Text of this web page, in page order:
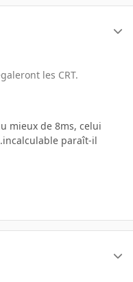
les CRT.
mieux de 8ms, celui
paraît-il